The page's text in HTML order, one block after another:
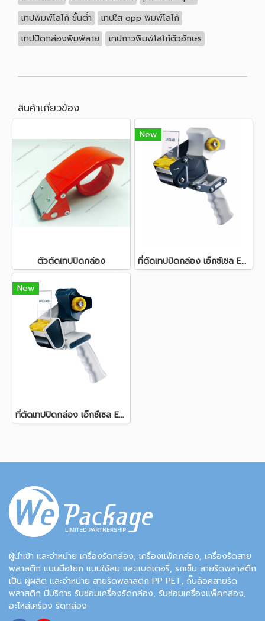
เทปพิมพ์โลโก้ ขั้นต่ำ
เทปใส opp พิมพ์โลโก้
เทปปิดกล่องพิมพ์ลาย
เทปกาวพิมพ์โลโก้ตัวอักษร
สินค้าเกี่ยวข้อง
ตัวตัดเทปปิดกล่อง
New
ที่ตัดเทปปิดกล่อง เอ็กซ์เซล EC-306 (3")
New
ที่ตัดเทปปิดกล่อง เอ็กซ์เซล EC-206 (2")
ผู้นำเข้า และจำหน่าย เครื่องรัดกล่อง, เครื่องแพ็คกล่อง, เครื่องรัดสาย
พลาสติก แบบมือโยก แบบใช้ลม และแบตเตอรี่, รถเข็น สายรัดพลาสติก
เป็น ผู้ผลิต และจำหน่าย สายรัดพลาสติก PP PET, กิ๊บล็อคสายรัด
พลาสติก มีบริการ รับซ่อมเครื่องรัดกล่อง, รับซ่อมเครื่องแพ็คกล่อง,
อะไหล่เครื่อง รัดกล่อง